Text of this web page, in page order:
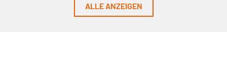
ALLE ANZEIGEN